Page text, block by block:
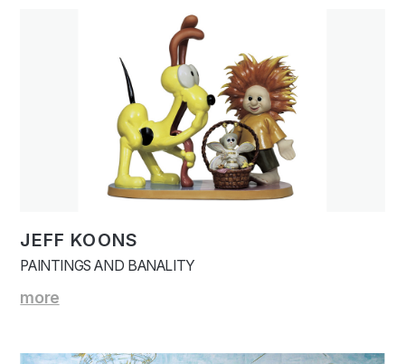
JEFF KOONS
PAINTINGS AND BANALITY
more